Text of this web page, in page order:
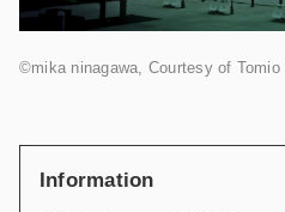
©mika ninagawa, Courtesy of Tomio
Information